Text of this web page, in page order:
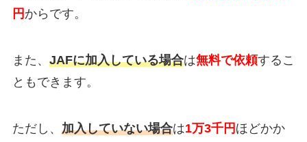
円 からです。
また、 JAFに加入している場合は無料で依頼するこ
ともできます。
ただし、 加入していない場合は1万3千円 ほどかか